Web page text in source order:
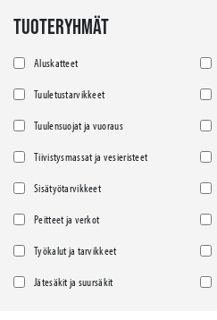
TUOTERYHMÄT
Aluskatteet
Tuuletustarvikkeet
Tuulensuojat ja vuoraus
Tiivistysmassat ja vesieristeet
Sisätyötarvikkeet
Peitteet ja verkot
Työkalut ja tarvikkeet
Jätesäkit ja suursäkit